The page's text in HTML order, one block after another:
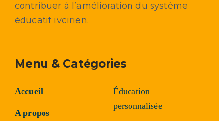
contribuer à l’amélioration du système
éducatif ivoirien.
Menu & Catégories
Accueil
A propos
Éducation
personnalisée